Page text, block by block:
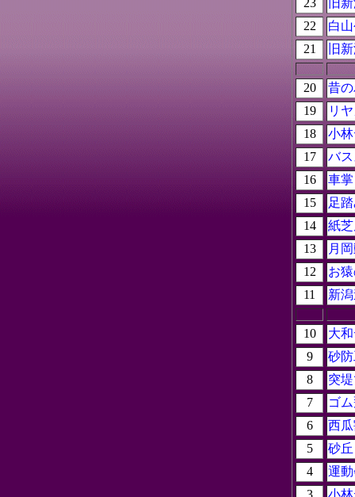
23
旧
22
白
21
旧
20
昔
19
リ
18
小
17
バ
16
車
15
足
14
紙
13
月
12
お
11
新
10
大
9
砂
8
突
7
ゴ
6
西
5
砂丘
4
運
3
小